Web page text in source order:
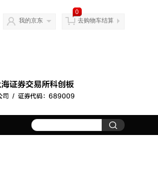
我的京东
0
去购物车结算